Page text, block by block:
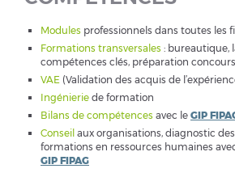
Modules professionnels dans toutes les
Formations transversales : bureautique,
compétences clés, préparation concours
VAE (Validation des acquis de
Ingénierie de formation
Bilans de compétences avec le GIP
Conseil aux organisations, diagnostic
formations en ressources humaines
GIP FIPAG